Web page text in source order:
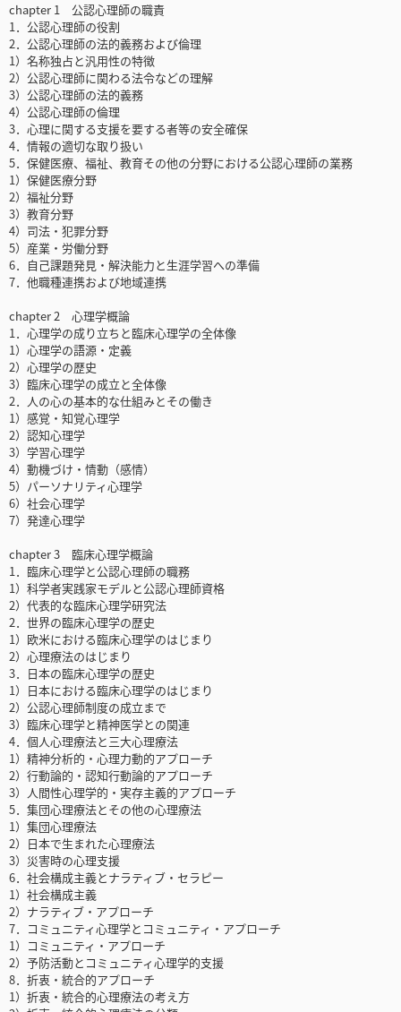
chapter 1 公認心理師の職責
1．公認心理師の役割
2．公認心理師の法的義務および倫理
1）名称独占と汎用性の特徴
2）公認心理師に関わる法令などの理解
3）公認心理師の法的義務
4）公認心理師の倫理
3．心理に関する支援を要する者等の安全確保
4．情報の適切な取り扱い
5．保健医療、福祉、教育その他の分野における公認心理師の業務
1）保健医療分野
2）福祉分野
3）教育分野
4）司法・犯罪分野
5）産業・労働分野
6．自己課題発見・解決能力と生涯学習への準備
7．他職種連携および地域連携
chapter 2 心理学概論
1．心理学の成り立ちと臨床心理学の全体像
1）心理学の語源・定義
2）心理学の歴史
3）臨床心理学の成立と全体像
2．人の心の基本的な仕組みとその働き
1）感覚・知覚心理学
2）認知心理学
3）学習心理学
4）動機づけ・情動（感情）
5）パーソナリティ心理学
6）社会心理学
7）発達心理学
chapter 3 臨床心理学概論
1．臨床心理学と公認心理師の職務
1）科学者実践家モデルと公認心理師資格
2）代表的な臨床心理学研究法
2．世界の臨床心理学の歴史
1）欧米における臨床心理学のはじまり
2）心理療法のはじまり
3．日本の臨床心理学の歴史
1）日本における臨床心理学のはじまり
2）公認心理師制度の成立まで
3）臨床心理学と精神医学との関連
4．個人心理療法と三大心理療法
1）精神分析的・心理力動的アプローチ
2）行動論的・認知行動論的アプローチ
3）人間性心理学的・実存主義的アプローチ
5．集団心理療法とその他の心理療法
1）集団心理療法
2）日本で生まれた心理療法
3）災害時の心理支援
6．社会構成主義とナラティブ・セラピー
1）社会構成主義
2）ナラティブ・アプローチ
7．コミュニティ心理学とコミュニティ・アプローチ
1）コミュニティ・アプローチ
2）予防活動とコミュニティ心理学的支援
8．折衷・統合的アプローチ
1）折衷・統合的心理療法の考え方